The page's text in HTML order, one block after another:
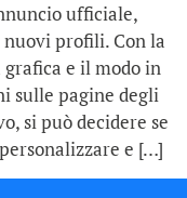
ufficiale,
nuovi profili. Con la
e il modo in
sulle pagine degli
si può decidere se
e […]